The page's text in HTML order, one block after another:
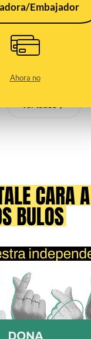
Embajador
Ahora no
no ha
Hormiguero':
Ver todos